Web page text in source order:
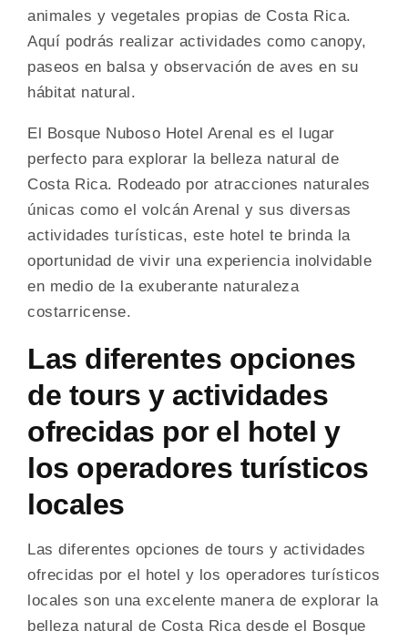
animales y vegetales propias de Costa Rica.
Aquí podrás realizar actividades como canopy,
paseos en balsa y observación de aves en su
hábitat natural.
El Bosque Nuboso Hotel Arenal es el lugar
perfecto para explorar la belleza natural de
Costa Rica. Rodeado por atracciones naturales
únicas como el volcán Arenal y sus diversas
actividades turísticas, este hotel te brinda la
oportunidad de vivir una experiencia inolvidable
en medio de la exuberante naturaleza
costarricense.
Las diferentes opciones
de tours y actividades
ofrecidas por el hotel y
los operadores turísticos
locales
Las diferentes opciones de tours y actividades
ofrecidas por el hotel y los operadores turísticos
locales son una excelente manera de explorar la
belleza natural de Costa Rica desde el Bosque